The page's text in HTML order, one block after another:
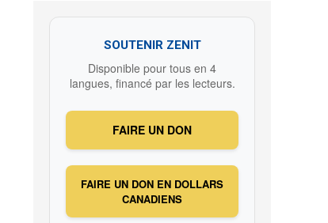
SOUTENIR ZENIT
Disponible pour tous en 4
langues, financé par les lecteurs.
FAIRE UN DON
FAIRE UN DON EN DOLLARS
CANADIENS